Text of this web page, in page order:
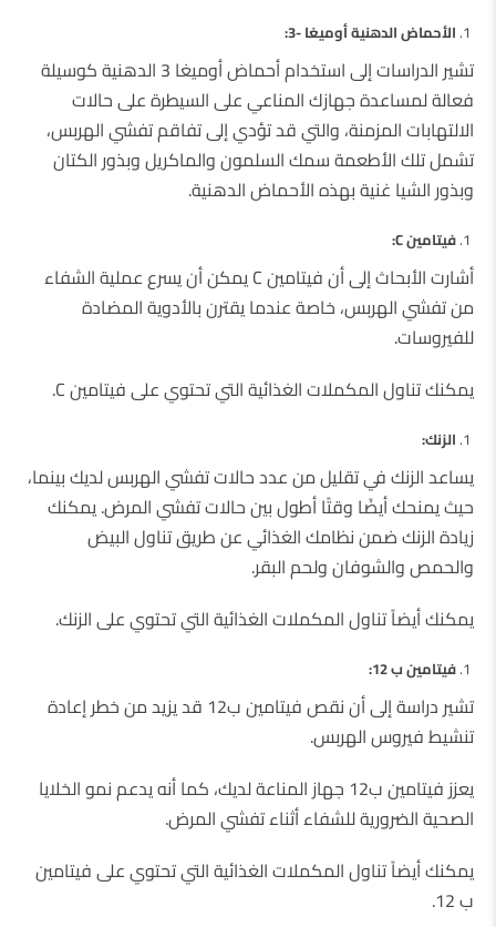
الأحماض الدهنية أوميغا -3:
تشير الدراسات إلى استخدام أحماض أوميغا 3 الدهنية كوسيلة
فعالة لمساعدة جهازك المناعي على السيطرة على حالات
الالتهابات المزمنة، والتي قد تؤدي إلى تفاقم تفشي الهربس،
تشمل تلك الأطعمة سمك السلمون والماكريل وبذور الكتان
وبذور الشيا غنية بهذه الأحماض الدهنية.
فيتامين C:
أشارت الأبحاث إلى أن فيتامين C يمكن أن يسرع عملية الشفاء
من تفشي الهربس، خاصة عندما يقترن بالأدوية المضادة
للفيروسات.
يمكنك تناول المكملات الغذائية التي تحتوي على فيتامين C.
الزنك:
يساعد الزنك في تقليل من عدد حالات تفشي الهربس لديك بينما،
حيث يمنحك أيضًا وقتًا أطول بين حالات تفشي المرض. يمكنك
زيادة الزنك ضمن نظامك الغذائي عن طريق تناول البيض
والحمص والشوفان ولحم البقر.
يمكنك أيضاً تناول المكملات الغذائية التي تحتوي على الزنك.
فيتامين ب 12:
تشير دراسة إلى أن نقص فيتامين ب12 قد يزيد من خطر إعادة
تنشيط فيروس الهربس.
يعزز فيتامين ب12 جهاز المناعة لديك، كما أنه يدعم نمو الخلايا
الصحية الضرورية للشفاء أثناء تفشي المرض.
يمكنك أيضاً تناول المكملات الغذائية التي تحتوي على فيتامين
ب 12.